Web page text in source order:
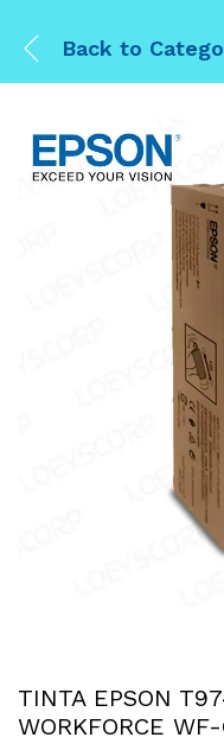
Back to
TINTA EPSON
WORKFORCE